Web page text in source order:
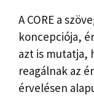
A CORE a
koncepciója,
azt is mutatja,
reagálnak az
érvelésen